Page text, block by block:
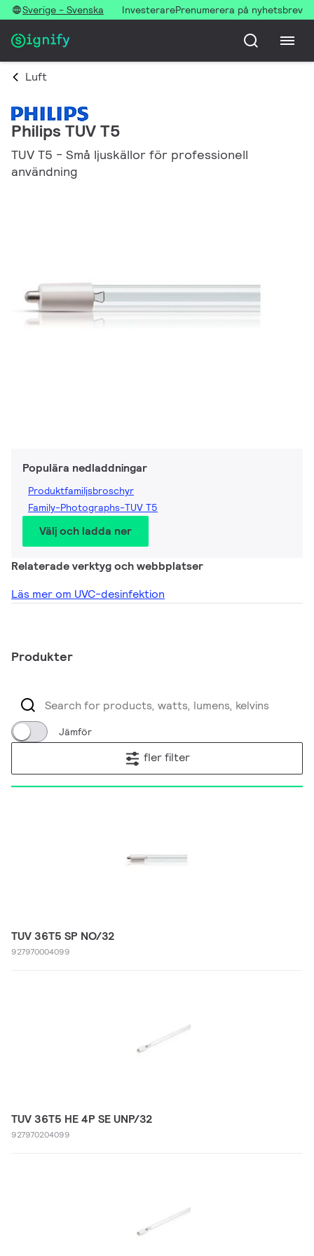
Sverige - Svenska InvesterarePrenumerera på nyhetsbrev
Luft
Philips TUV T5
TUV T5 - Små ljuskällor för professionell
användning
Populära nedladdningar
Produktfamiljsbroschyr
Family-Photographs-TUV T5
Välj och ladda ner
Relaterade verktyg och webbplatser
Läs mer om UVC-desinfektion
Produkter
Jämför
fler filter
TUV 36T5 SP NO/32
927970004099
TUV 36T5 HE 4P SE UNP/32
927970204099